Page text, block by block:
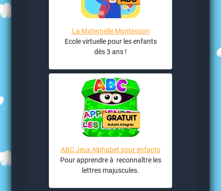
La Maternelle Montessori
Ecole virtuelle pour les enfants
dès 3 ans !
ABC Jeux Alphabet pour enfants
Pour apprendre à reconnaître les
lettres majuscules.